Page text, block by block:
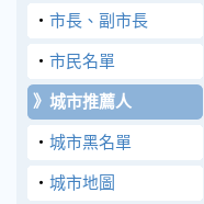
‧ 市長、副市長
‧ 市民名單
》 城市推薦人
‧ 城市黑名單
‧ 城市地圖